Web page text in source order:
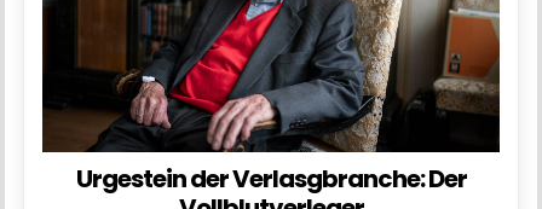
Urgestein der Verlasgbranche: Der